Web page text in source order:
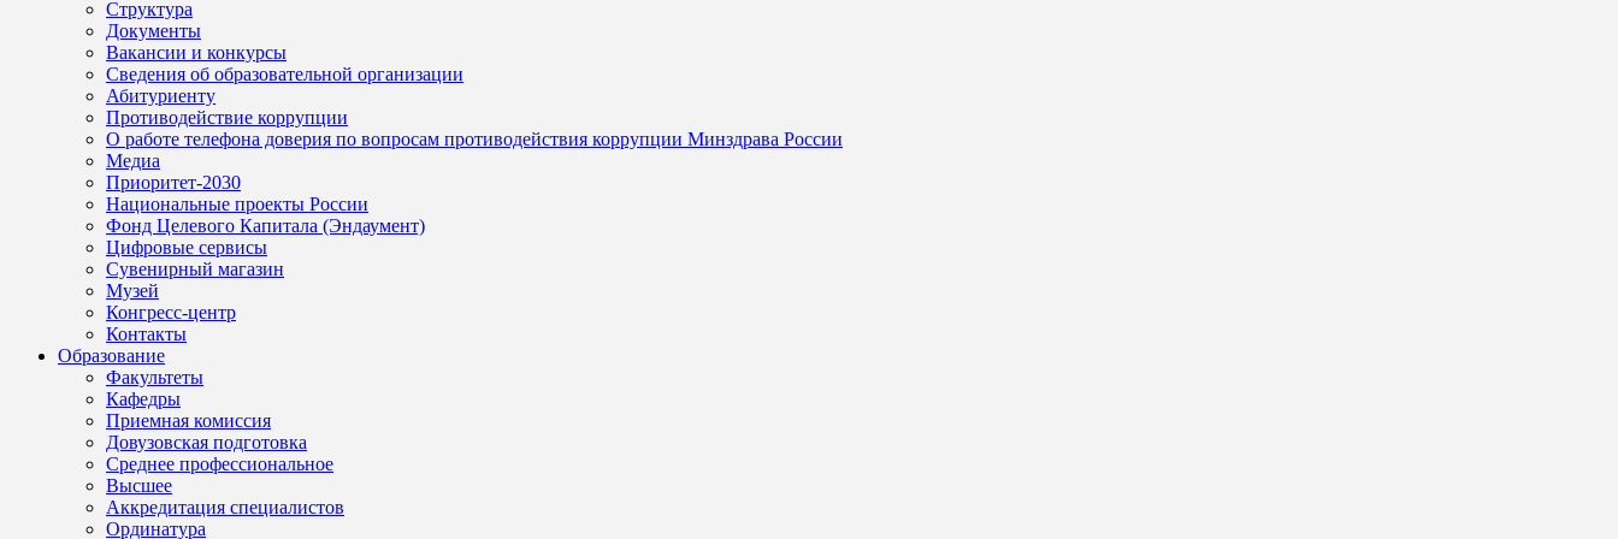
Структура
Документы
Вакансии и конкурсы
Сведения об образовательной организации
Абитуриенту
Противодействие коррупции
О работе телефона доверия по вопросам противодействия коррупции Минздрава России
Медиа
Приоритет-2030
Национальные проекты России
Фонд Целевого Капитала (Эндаумент)
Цифровые сервисы
Сувенирный магазин
Музей
Конгресс-центр
Контакты
Образование
Факультеты
Кафедры
Приемная комиссия
Довузовская подготовка
Среднее профессиональное
Высшее
Аккредитация специалистов
Ординатура